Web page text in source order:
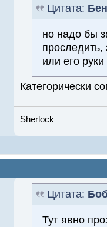
Цитата:
но надо бы
проследить,
или его
Категорически
Sherlock
Цитата:
Тут явно